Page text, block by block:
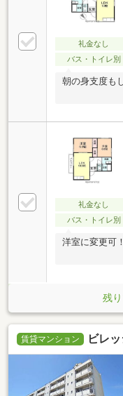
礼金なし
バス・トイレ別
朝の身支度も
礼金なし
バス・トイレ別
洋室に変更可！
残
賃貸マンション ビレ